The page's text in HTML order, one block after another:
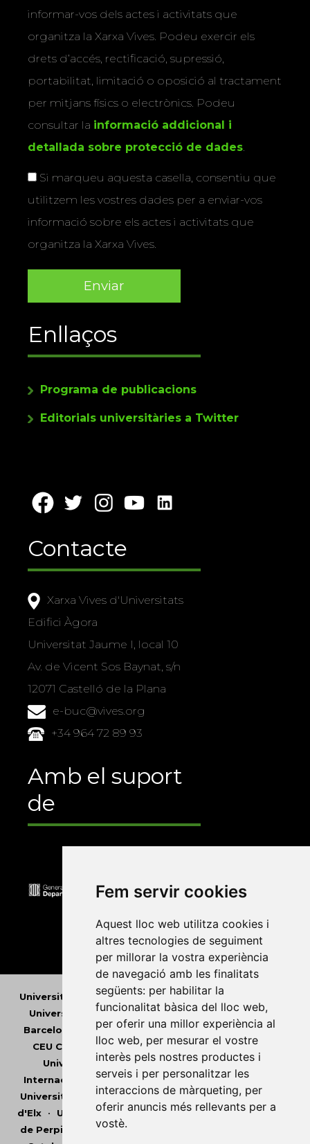
Fem servir cookies
Aquest lloc web utilitza cookies i
altres tecnologies de seguiment
per millorar la vostra experiència
de navegació amb les finalitats
següents: per habilitar la
funcionalitat bàsica del lloc web,
per oferir una millor experiència al
lloc web, per mesurar el vostre
interès pels nostres productes i
serveis i per personalitzar les
interaccions de màrqueting, per
oferir anuncis més rellevants per a
vostè.
informar-vos dels actes i activitats que
organitza la Xarxa Vives. Podeu exercir els
drets d’accés, rectificació, supressió,
portabilitat, limitació o oposició al tractament
per mitjans físics o electrònics. Podeu
consultar la informació addicional i
detallada sobre protecció de dades.
Si marqueu aquesta casella, consentiu que
utilitzem les vostres dades per a enviar-vos
informació sobre els actes i activitats que
organitza la Xarxa Vives.
Enllaços
Programa de publicacions
Editorials universitàries a Twitter
Contacte
Xarxa Vives d'Universitats
Edifici Àgora
Universitat Jaume I, local 10
Av. de Vicent Sos Baynat, s/n
12071 Castelló de la Plana
e-buc@vives.org
+34 964 72 89 93
Amb el suport
de
Universitat Abat Oliba CEU•Universitat d'Alacant
Universitat d'Andorra•Universitat Autònoma de
Barcelona
Universitat de Barcelona• Universitat
CEU Cardenal Herrera•Universitat de Girona
Universitat de les Illes Balears• Universitat
Internacional de Catalunya •Universitat Jaume I
Universitat de Lleida•Universitat Miguel Hernández
d'Elx• Universitat Oberta de Catalunya•Universitat
de Perpinyà Via Domitia